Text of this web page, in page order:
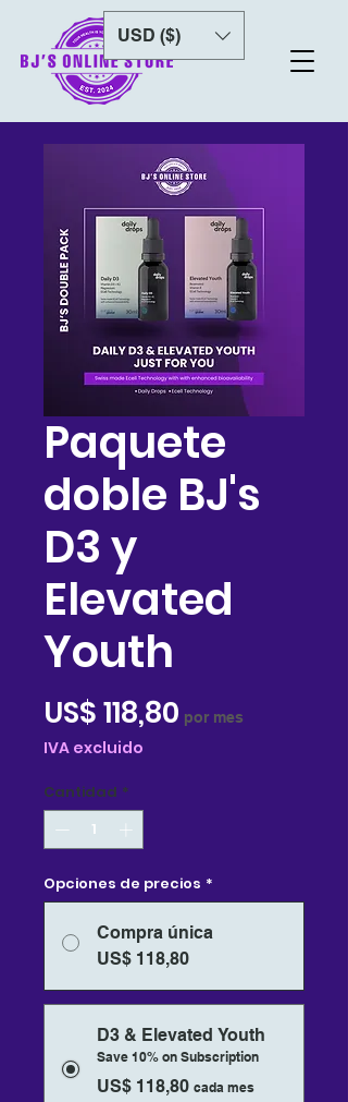
USD ($)
Paquete
doble BJ's
D3 y
Elevated
Youth
US$ 118,80Precio
por mes
IVA excluido
Cantidad *
Opciones de precios *
Compra única
US$ 118,80
D3 & Elevated Youth
Save 10% on Subscription
US$ 118,80 cada mes